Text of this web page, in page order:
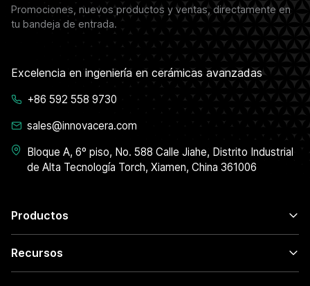
Productos
Recursos
Promociones, nuevos productos y ventas, directamente en
tu bandeja de entrada.
Excelencia en ingeniería en cerámicas avanzadas
+86 592 558 9730
sales@innovacera.com
Bloque A, 6º piso, No. 588 Calle Jiahe, Distrito Industrial
de Alta Tecnología Torch, Xiamen, China 361006